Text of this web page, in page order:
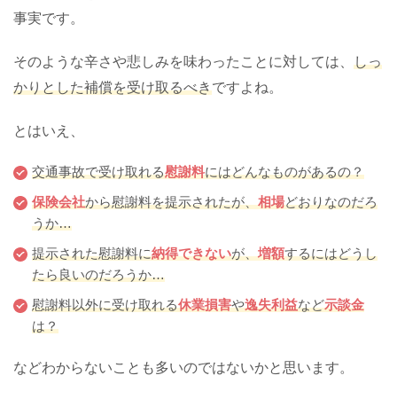
事実です。
そのような辛さや悲しみを味わったことに対しては、 しっ
かりとした補償を受け取るべきですよね。
とはいえ、
交通事故で受け取れる慰謝料にはどんなものがあるの？
保険会社から慰謝料を提示されたが、相場どおりなのだろ
うか…
提示された慰謝料に納得できないが、増額するにはどうし
たら良いのだろうか…
慰謝料以外に受け取れる休業損害や逸失利益など示談金
は？
などわからないことも多いのではないかと思います。